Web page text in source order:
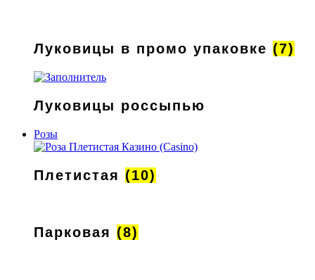
Луковицы в промо упаковке (7)
Луковицы россыпью
Розы
Плетистая (10)
Парковая (8)